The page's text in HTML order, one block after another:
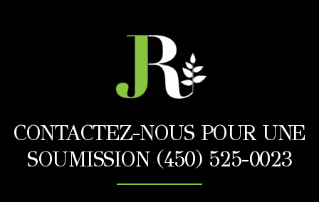
CONTACTEZ-NOUS POUR UNE
SOUMISSION (450) 525-0023